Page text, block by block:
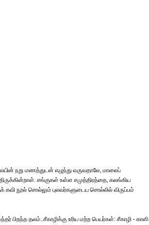
நறு மணத்துடன் எழுந்து வருவதாலே, மாலைப்
சங்குகள் உள்ள சமுத்திரத்தை, கலங்கிய
கவி நூல் சொல்லும் புலவர்களுடைய சொல்லில் விருப்பம்
பிறந்த தலம்..சீகாழிக்கு உரிய மற்ற பெயர்கள்: சீகாழி - காளி